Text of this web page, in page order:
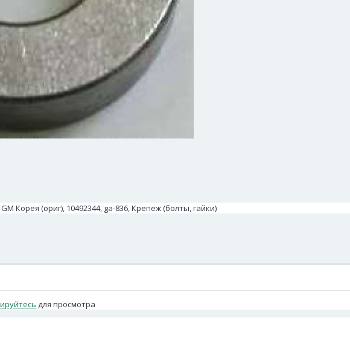
Корея (ориг), 10492344, ga-836, Крепеж (болты, гайки)
для просмотра